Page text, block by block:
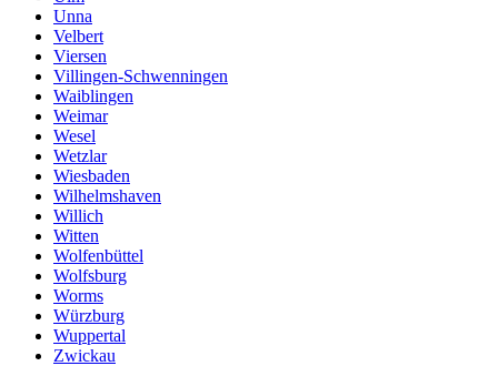
Unna
Velbert
Viersen
Villingen-Schwenningen
Waiblingen
Weimar
Wesel
Wetzlar
Wiesbaden
Wilhelmshaven
Willich
Witten
Wolfenbüttel
Wolfsburg
Worms
Würzburg
Wuppertal
Zwickau